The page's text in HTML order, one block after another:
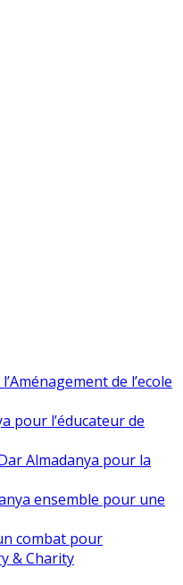
de l’ecole
pour l’éducateur de
Almadanya pour la
ensemble pour une
combat pour
& Charity